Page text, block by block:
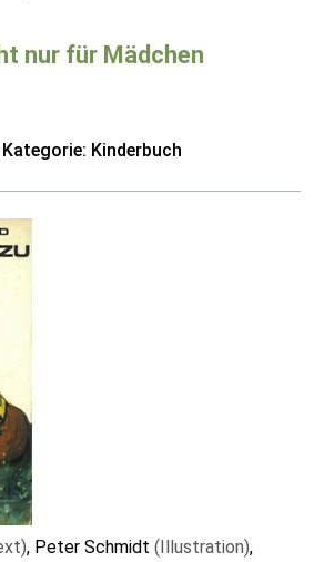
nur für Mädchen
Kinderbuch
, Peter Schmidt (Illustration),